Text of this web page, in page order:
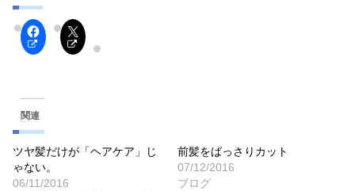
関連
ツヤ髪だけが「ヘアケア」じ
ゃない。
06/11/2016
前髪をばっさりカット
07/12/2016
ブログ